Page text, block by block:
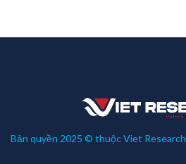
Bản quyền 2025 © thuộc Viet Research